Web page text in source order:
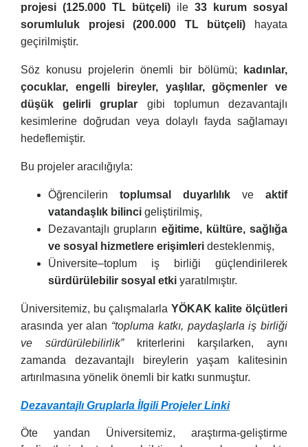
projesi (125.000 TL bütçeli) ile 33 kurum sosyal
sorumluluk projesi (200.000 TL bütçeli) hayata
geçirilmiştir.
Söz konusu projelerin önemli bir bölümü;
kadınlar,
çocuklar, engelli bireyler, yaşlılar, göçmenler ve
düşük gelirli gruplar gibi toplumun dezavantajlı
kesimlerine doğrudan veya dolaylı fayda sağlamayı
hedeflemiştir.
Bu projeler aracılığıyla:
Öğrencilerin toplumsal duyarlılık ve aktif
vatandaşlık bilinci geliştirilmiş,
Dezavantajlı grupların eğitime, kültüre, sağlığa
ve sosyal hizmetlere erişimleri desteklenmiş,
Üniversite–toplum iş birliği güçlendirilerek
sürdürülebilir sosyal etki yaratılmıştır.
Üniversitemiz, bu çalışmalarla YÖKAK kalite ölçütleri
arasında yer alan “topluma katkı, paydaşlarla iş birliği
ve sürdürülebilirlik”kriterlerini karşılarken, aynı
zamanda dezavantajlı bireylerin yaşam kalitesinin
artırılmasına yönelik önemli bir katkı sunmuştur.
Dezavantajlı Gruplarla İlgili Projeler Linki
Öte yandan Üniversitemiz, araştırma-geliştirme